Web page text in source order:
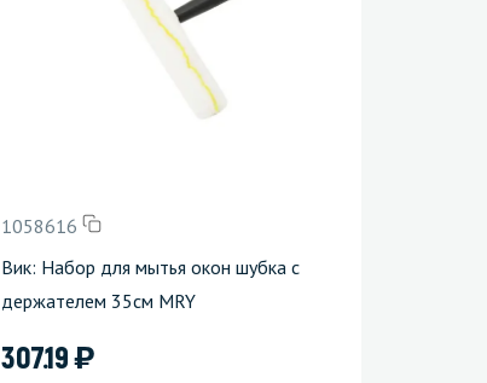
1058616
Вик: Набор для мытья окон шубка с
держателем 35см MRY
307.19)